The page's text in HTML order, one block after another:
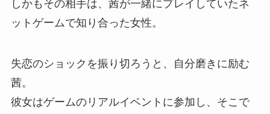
しかもその相手は、茜が一緒にプレイしていたネ
ットゲームで知り合った女性。
失恋のショックを振り切ろうと、自分磨きに励む
茜。
彼女はゲームのリアルイベントに参加し、そこで